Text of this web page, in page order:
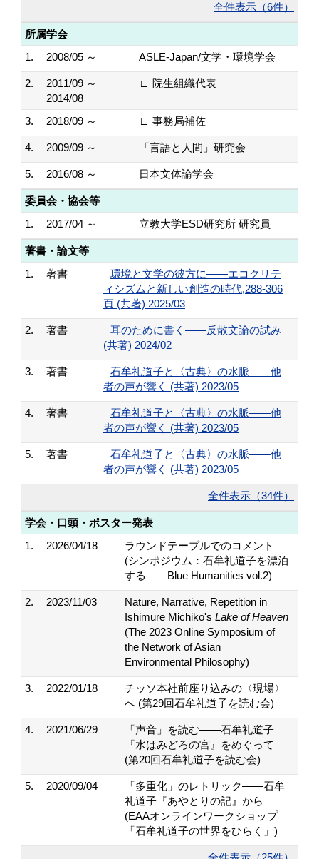
全件表示（6件）
所属学会
1.
2008/05 ～ ASLE-Japan/文学・環境学会
2.
2011/09 ～
2014/08
∟ 院生組織代表
3. 2018/09 ～ ∟ 事務局補佐
4. 2009/09 ～ 「言語と人間」研究会
5. 2016/08 ～ 日本文体論学会
委員会・協会等
1.
2017/04 ～ 立教大学ESD研究所 研究員
著書・論文等
1.
著書
環境と文学の彼方に――エコクリテ
ィシズムと新しい創造の時代,288-306
頁 (共著) 2025/03
2. 著書
耳のために書く――反散文論の試み
(共著) 2024/02
3. 著書
石牟礼道子と〈古典〉の水脈――他
者の声が響く (共著) 2023/05
4. 著書
石牟礼道子と〈古典〉の水脈――他
者の声が響く (共著) 2023/05
5. 著書
石牟礼道子と〈古典〉の水脈――他
者の声が響く (共著) 2023/05
全件表示（34件）
学会・口頭・ポスター発表
1.
2026/04/18
ラウンドテーブルでのコメント
(シンポジウム：石牟礼道子を漂泊
する——Blue Humanities vol.2)
2. 2023/11/03
Nature, Narrative, Repetition in
Ishimure Michiko's Lake of Heaven
(The 2023 Online Symposium of
the Network of Asian
Environmental Philosophy)
3. 2022/01/18
チッソ本社前座り込みの〈現場〉
へ (第29回石牟礼道子を読む会)
4. 2021/06/29
「声音」を読む――石牟礼道子
『水はみどろの宮』をめぐって
(第20回石牟礼道子を読む会)
5. 2020/09/04
「多重化」のレトリック——石牟
礼道子『あやとりの記』から
(EAAオンラインワークショップ
「石牟礼道子の世界をひらく」)